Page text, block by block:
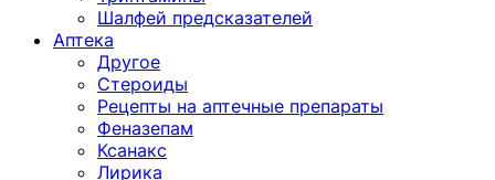
Шалфей предсказателей
Аптека
Другое
Стероиды
Рецепты на аптечные препараты
Феназепам
Ксанакс
Лирика